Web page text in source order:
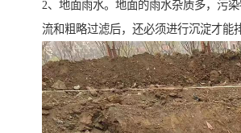
2、地面雨水。地面的雨水杂质多，污
流和粗略过滤后，还必须进行沉淀才能